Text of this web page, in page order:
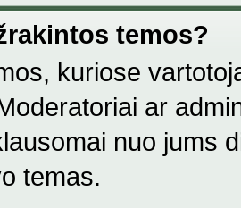
temos?
kuriose
ar
nuo jums
temas.